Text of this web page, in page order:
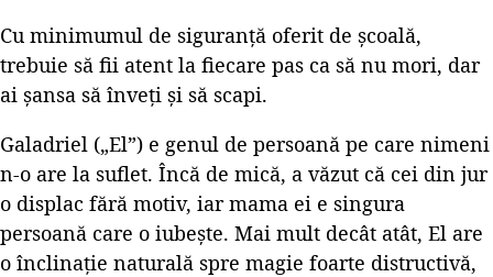
Cu minimumul de siguranță oferit de școală,
trebuie să fii atent la fiecare pas ca să nu mori, dar
ai șansa să înveți și să scapi.
Galadriel („El”) e genul de persoană pe care nimeni
n-o are la suflet. Încă de mică, a văzut că cei din jur
o displac fără motiv, iar mama ei e singura
persoană care o iubește. Mai mult decât atât, El are
o înclinație naturală spre magie foarte distructivă,